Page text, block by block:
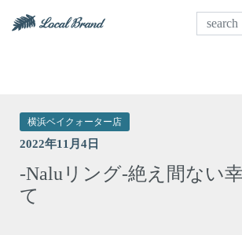
ご来店
横浜ベイクォーター店
2022年11月4日
-Naluリング-絶え間ない
て